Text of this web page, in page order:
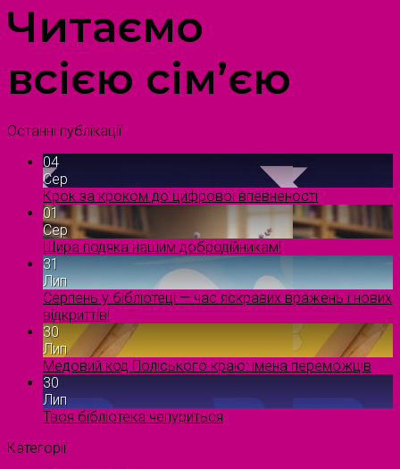
Читаємо
всією сім’єю
Останні публікації
04
Сер
Крок за кроком до цифрової впевненості
01
Сер
Щира подяка нашим добродійникам!
31
Лип
Серпень у бібліотеці — час яскравих вражень і нових
відкриттів!
30
Лип
Медовий код Поліського краю: імена переможців
30
Лип
Твоя бібліотека чепуриться
Категорії